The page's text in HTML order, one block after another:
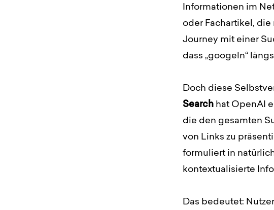
Informationen im
oder Fachartikel,
Journey mit einer
dass „googeln“
Doch diese
Searchhat OpenAI
die den gesamten
von Links zu
formuliert in
kontextualisierte
Das bedeutet: